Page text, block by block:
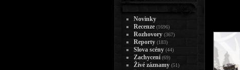
Novinky
Recenze (1696)
Rozhovory (367)
Reporty (183)
Slova scény (44)
Zachycení (69)
Živé záznamy (51)